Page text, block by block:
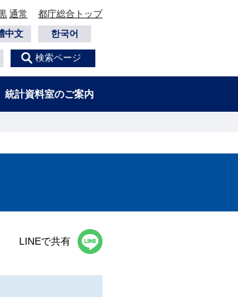
通常
都庁総合トップ
中文 한국어
検索ページ
統計資料室のご案内
LINEで共有